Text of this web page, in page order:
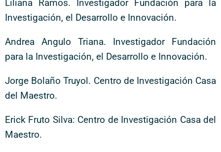
Liliana Ramos. Investigador Fundación para la
Investigación, el Desarrollo e Innovación.
Andrea Angulo Triana. Investigador Fundación
para la Investigación, el Desarrollo e Innovación.
Jorge Bolaño Truyol. Centro de Investigación Casa
del Maestro.
Erick Fruto Silva: Centro de Investigación Casa del
Maestro.